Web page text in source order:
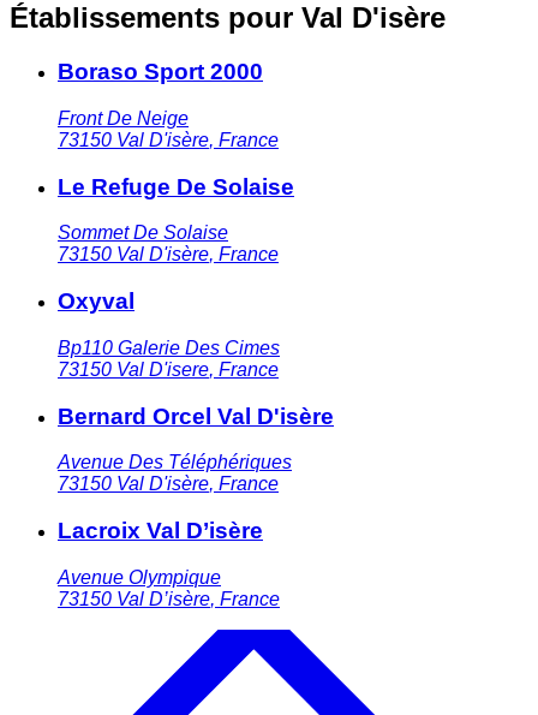
Établissements pour Val D'isère
Boraso Sport 2000
Front De Neige
73150 Val D'isère, France
Le Refuge De Solaise
Sommet De Solaise
73150 Val D'isère, France
Oxyval
Bp110 Galerie Des Cimes
73150 Val D'isere, France
Bernard Orcel Val D'isère
Avenue Des Téléphériques
73150 Val D'isère, France
Lacroix Val D’isère
Avenue Olympique
73150 Val D’isère, France